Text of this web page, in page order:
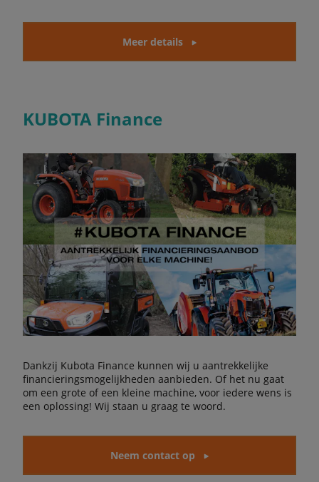
Meer details
KUBOTA Finance
Dankzij Kubota Finance kunnen wij u aantrekkelijke
financieringsmogelijkheden aanbieden. Of het nu gaat
om een grote of een kleine machine, voor iedere wens is
een oplossing! Wij staan u graag te woord.
Neem contact op